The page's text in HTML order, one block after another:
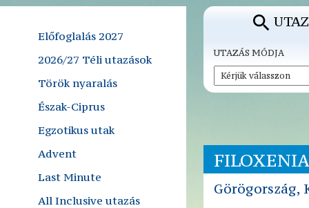
Előfoglalás 2027
2026/27 Téli utazások
Török nyaralás
Észak-Ciprus
Egzotikus utak
Advent
Last Minute
All Inclusive utazás
UTAZÁS MÓDJA
Görögország,